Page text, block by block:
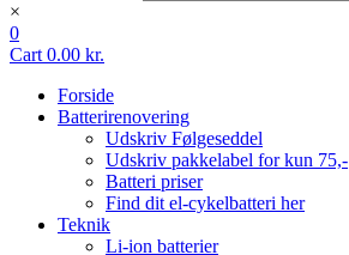
×
0
Cart 0.00 kr.
Forside
Batterirenovering
Udskriv Følgeseddel
Udskriv pakkelabel for kun 75,-
Batteri priser
Find dit el-cykelbatteri her
Teknik
Li-ion batterier